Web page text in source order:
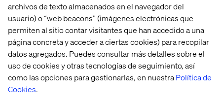
archivos de texto almacenados en el navegador del
usuario) o “web beacons” (imágenes electrónicas que
permiten al sitio contar visitantes que han accedido a una
página concreta y acceder a ciertas cookies) para recopilar
datos agregados. Puedes consultar más detalles sobre el
uso de cookies y otras tecnologías de seguimiento, así
como las opciones para gestionarlas, en nuestraPolítica de
Cookies.
Configuración de cookies
Aviso de Privacidad